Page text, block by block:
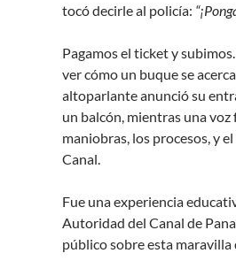
tocó decirle al policía:
Pagamos el ticket y
ver cómo un buque se
altoparlante anunció su
un balcón, mientras una
maniobras, los procesos, y
Canal.
Fue una experiencia
Autoridad del Canal de
público sobre esta maravilla